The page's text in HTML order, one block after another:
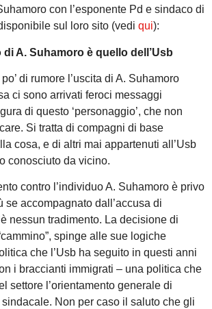
con l’esponente Pd e sindaco di
sul loro sito (vedi qui):
di A. Suhamoro è quello dell’Usb
di rumore l’uscita di A. Suhamoro
ci sono arrivati feroci messaggi
di questo ‘personaggio’, che non
Si tratta di compagni di base
cosa, e di altri mai appartenuti all’Usb
conosciuto da vicino.
contro l’individuo A. Suhamoro è privo
se accompagnato dall’accusa di
nessun tradimento. La decisione di
spinge alle sue logiche
che l’Usb ha seguito in questi anni
i braccianti immigrati – una politica che
settore l’orientamento generale di
Non per caso il saluto che gli